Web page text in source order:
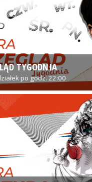
TYGODNIA
po godz. 22:00